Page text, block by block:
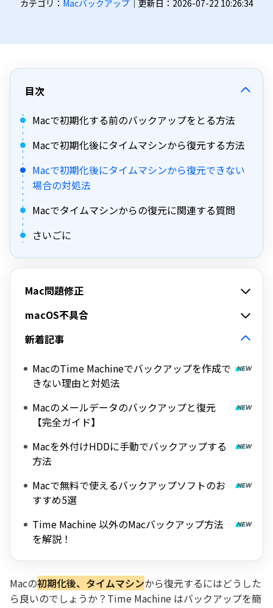
カテゴリ： Macバックアップ｜更新日：2026-07-22 10:26:34
目次
Macで初期化する前のバックアップをとる方法
Macで初期化後にタイムマシンから復元する方法
Macで初期化後にタイムマシンから復元できない
場合の対処法
Macでタイムマシンからの復元に関連する質問
さいごに
Mac問題修正
macOS不具合
新着記事
MacのTime Machineでバックアップを作成で
きない理由と対処法
Macのメールデータのバックアップと復元
【完全ガイド】
Macを外付けHDDに手動でバックアップする
方法
Macで無料で使えるバックアップソフトのお
すすめ5選
Time Machine 以外のMacバックアップ方法
を解説！
Macの初期化後、タイムマシンから復元するにはどうした
ら良いのでしょうか？Time Machine はバックアップを簡